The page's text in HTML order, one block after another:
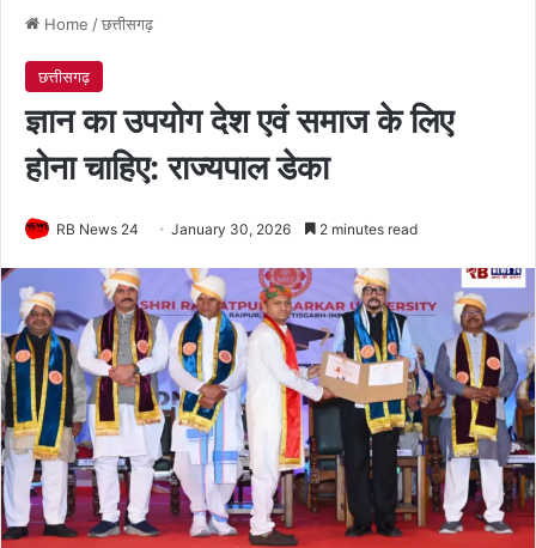
Home /छत्तीसगढ़
छत्तीसगढ़
ज्ञान का उपयोग देश एवं समाज के लिए
होना चाहिए: राज्यपाल डेका
RB News 24 January 30, 2026 2 minutes read